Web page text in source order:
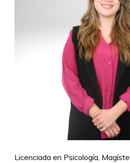
Licenciada en Psicología,